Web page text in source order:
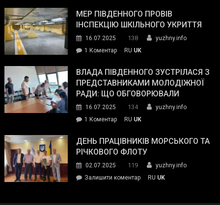
органів:
«Наш
спільний
окупанти.
Маємо
діяти
команда
ДСНС
власноруч
пожежу
у
МЕР ПІВДЕННОГО ПРОВІВ
ІНСПЕКЦІЮ ШКІЛЬНОГО УКРИТТЯ
16.07.2025 138
yuzhny.info
1 Коментардо
Південного
провів
інспекцію
укриття
RU UK
ВЛАДА ПІВДЕННОГО ЗУСТРІЛАСЯ З
ПРЕДСТАВНИКАМИ МОЛОДІЖНОЇ
РАДИ: ЩО ОБГОВОРЮВАЛИ
16.07.2025 134
yuzhny.info
1 Коментардо
Південного
зустрілася
представниками
молодіжної
RU UK
ДЕНЬ ПРАЦІВНИКІВ МОРСЬКОГО ТА
РІЧКОВОГО ФЛОТУ
02.07.2025 119
yuzhny.info
Залишити коментарon
RU UK